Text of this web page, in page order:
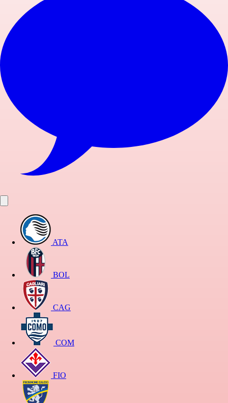
ATA
BOL
CAG
COM
FIO